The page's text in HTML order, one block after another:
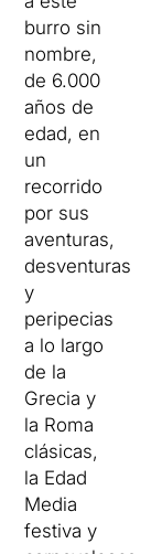
burro sin
nombre,
de 6.000
años de
edad, en
un
recorrido
por sus
aventuras,
desventuras
y
peripecias
a lo largo
de la
Grecia y
la Roma
clásicas,
la Edad
Media
festiva y